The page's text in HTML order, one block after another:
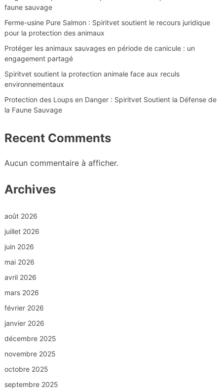
faune sauvage
Ferme-usine Pure Salmon : Spiritvet soutient le recours juridique
pour la protection des animaux
Protéger les animaux sauvages en période de canicule : un
engagement partagé
Spiritvet soutient la protection animale face aux reculs
environnementaux
Protection des Loups en Danger : Spiritvet Soutient la Défense de
la Faune Sauvage
Recent Comments
Aucun commentaire à afficher.
Archives
août 2026
juillet 2026
juin 2026
mai 2026
avril 2026
mars 2026
février 2026
janvier 2026
décembre 2025
novembre 2025
octobre 2025
septembre 2025